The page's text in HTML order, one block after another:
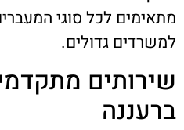
מתאימים לכל סוגי
למשרדים גדולים.
שירותים
ברעננה